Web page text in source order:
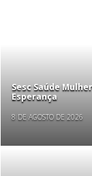
Sesc Saúde
Esperança
8 DE AGOSTO DE 2026